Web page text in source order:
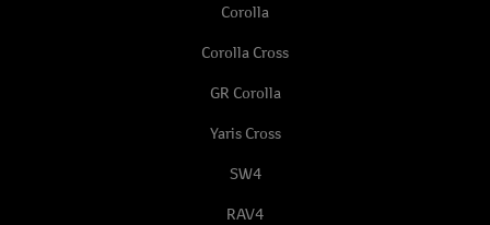
Corolla
Corolla Cross
GR Corolla
Yaris Cross
SW4
RAV4